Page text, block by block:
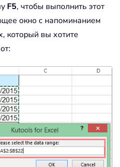
F5, чтобы выполнить этот
окно с напоминанием
который вы хотите